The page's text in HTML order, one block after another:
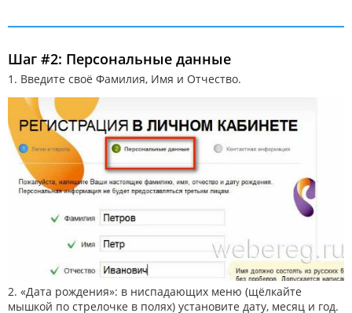
Шаг #2: Персональные данные
1. Введите своё Фамилия, Имя и Отчество.
2. «Дата рождения»: в ниспадающих меню (щёлкайте
мышкой по стрелочке в полях) установите дату, месяц и год.